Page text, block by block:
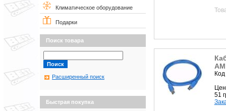
Климатическое оборудование
Подарки
Поиск товара
Расширенный поиск
Быстрая покупка
51